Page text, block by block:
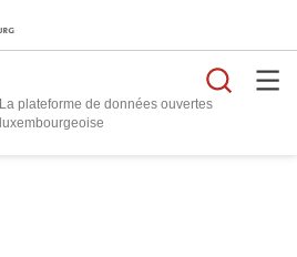
La plateforme de données ouvertes